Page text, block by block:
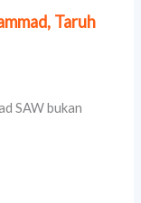
Taruh
SAW bukan